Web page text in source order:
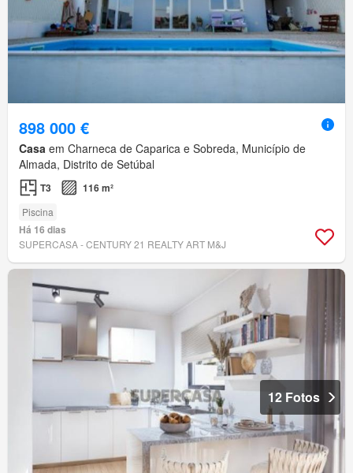
898 000 €
Casa em Charneca de Caparica e Sobreda, Município de
Almada, Distrito de Setúbal
T3 116 m²
Piscina
Há 16 dias
SUPERCASA - CENTURY 21 REALTY ART M&J
12 Fotos